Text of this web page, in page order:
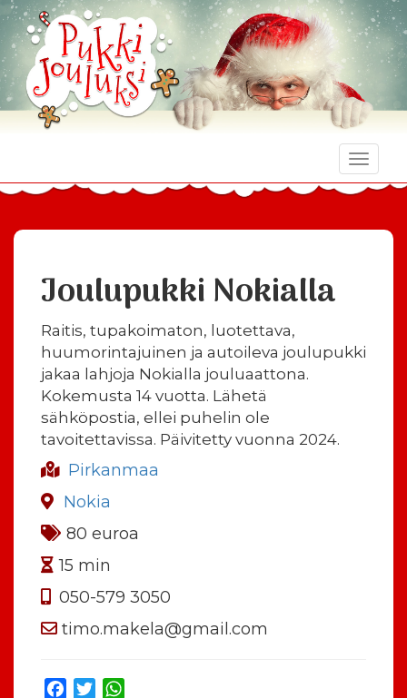
Toggle
Joulupukki Nokialla
Raitis, tupakoimaton, luotettava,
huumorintajuinen ja autoileva joulupukki
jakaa lahjoja Nokialla jouluaattona.
Kokemusta 14 vuotta. Lähetä
sähköpostia, ellei puhelin ole
tavoitettavissa. Päivitetty vuonna 2024.
Pirkanmaa
Nokia
80 euroa
15 min
050-579 3050
timo.makela@gmail.com
Facebook
Twitter